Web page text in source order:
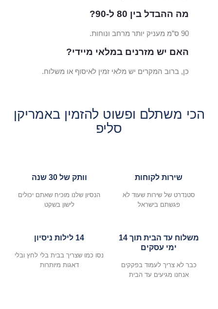
מה ההבדל בין 80 ל-90?
90 ס”מ מעניק יותר מרחב ונוחות.
האם יש מזרנים במלאי מיידי?
כן, ברוב המקרים יש מלאי זמין לאיסוף או משלוח.
הכי משתלם ופשוט להזמין באמריקן
סליפ
שירות לקוחות
סטנדרט של שירות שעוד לא
פגשתם בישראל
וותק של 30 שנה
הנסיון שלנו מוכיח שאתם יכולים
לישון בשקט
משלוח עד הבית תוך 14
ימי עסקים
כבר לא צריך לעמוד בפקקים
אנחנו מגיעים עד הבית
14 לילות ניסיון
נסו כמו שצריך בבית בלי לחץ ובלי
דאגות מיותרות